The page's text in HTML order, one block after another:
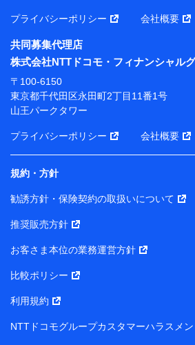
ソナルデータ憲章」に定める行動原則
※ パーソナルデータダッシュボード
管理」の設定状態にかかわらず、共
ります。
※ dポイントクラブ会員ではないお
月11日以降、一度もdポイントクラブ
がないお客さまに限る）に関する、
前に取得した個人データは、こちら
当社は株式会社NTTドコモ・フィナ
との間で、以下のとおり個人データ
す。
【共同して利用される利用データの項
当社または株式会社NTTドコモ・フィ
の個人データ
基本情報
性、連絡先、dポイントサービスのご
プライバシーポリシー 会社概要
共同募集代理店
株式会社NTTドコモ・フィナンシャル
〒100-6150
東京都千代田区永田町2丁目11番1号
山王パークタワー
プライバシーポリシー 会社概要
規約・方針
勧誘方針・保険契約の取扱いについて
推奨販売方針
お客さま本位の業務運営方針
比較ポリシー
利用規約
NTTドコモグループカスタマーハラスメ